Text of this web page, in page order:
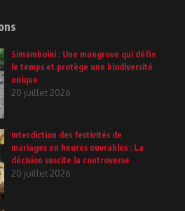
Simamboini : Une mangrove qui défie
le temps et protège une biodiversité
unique
20 juillet 2026
Interdiction des festivités de
mariages en heures ouvrables : La
décision suscite la controverse
20 juillet 2026